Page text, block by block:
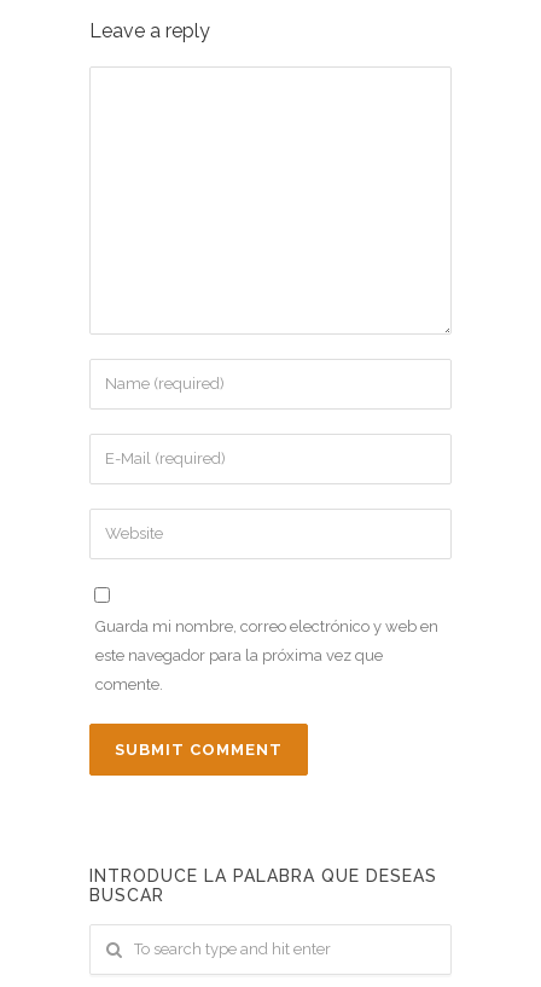
Leave a reply
Guarda mi nombre, correo electrónico y web en
este navegador para la próxima vez que
comente.
INTRODUCE LA PALABRA QUE DESEAS
BUSCAR